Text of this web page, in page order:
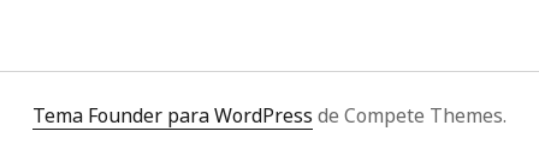
Tema Founder para WordPress de Compete Themes.